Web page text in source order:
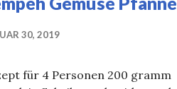
30, 2019
für 4 Personen 200 gramm